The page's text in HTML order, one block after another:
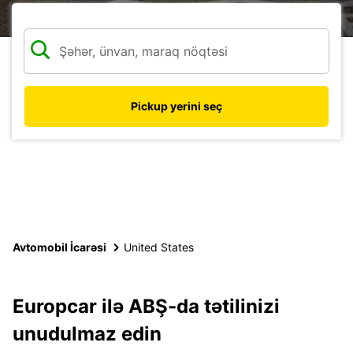
Pickup yerini seç
Avtomobil İcarəsi United States
Europcar ilə ABŞ-da tətilinizi
unudulmaz edin